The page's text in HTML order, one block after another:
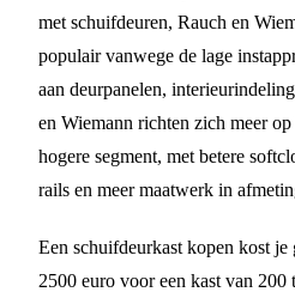
met schuifdeuren, Rauch en
populair vanwege de lage
aan deurpanelen,
en Wiemann richten zich meer
hogere segment, met betere
rails en meer maatwerk in
Een schuifdeurkast kopen kost je
2500 euro voor een kast van 200